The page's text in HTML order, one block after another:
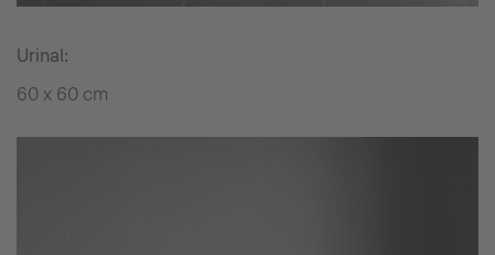
Urinal:
60 x 60 cm